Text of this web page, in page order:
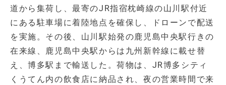
道から集荷し、最寄のJR指宿枕崎線の山川駅付近
にある駐車場に着陸地点を確保し、ドローンで配送
を実施。その後、山川駅始発の鹿児島中央駅行きの
在来線、鹿児島中央駅からは九州新幹線に載せ替
え、博多駅まで輸送した。荷物は、JR博多シティ
くうてん内の飲食店に納品され、夜の営業時間で来